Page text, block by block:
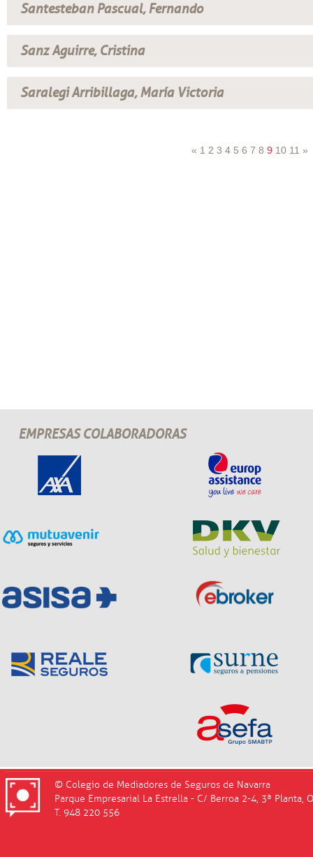
Santesteban Pascual, Fernando
Sanz Aguirre, Cristina
Saralegi Arribillaga, María Victoria
« 1 2 3 4 5 6 7 8 9 10 11 »
EMPRESAS COLABORADORAS
© Colegio de Mediadores de Seguros de Navarra
Parque Empresarial La Estrella - C/ Berroa 2-4, 3ª Planta,
T. 948 220 556